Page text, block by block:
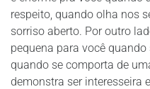
respeito, quando olha nos
sorriso aberto. Por outro
pequena para você
quando se comporta de
demonstra ser interesseira